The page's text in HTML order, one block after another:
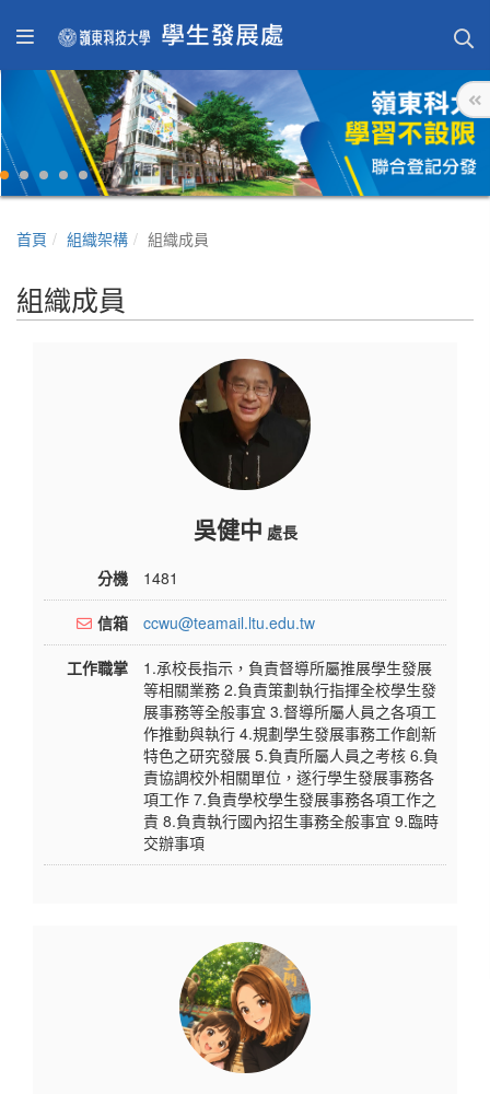
首頁 組織架構 組織成員
組織成員
吳健中 處長
分機 1481
信箱 ccwu@teamail.ltu.edu.tw
工作職掌
1.承校長指示，負責督導所屬推展學生發展
等相關業務 2.負責策劃執行指揮全校學生發
展事務等全般事宜 3.督導所屬人員之各項工
作推動與執行 4.規劃學生發展事務工作創新
特色之研究發展 5.負責所屬人員之考核 6.負
責協調校外相關單位，遂行學生發展事務各
項工作 7.負責學校學生發展事務各項工作之
責 8.負責執行國內招生事務全般事宜 9.臨時
交辦事項